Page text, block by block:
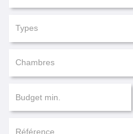
Types
Chambres